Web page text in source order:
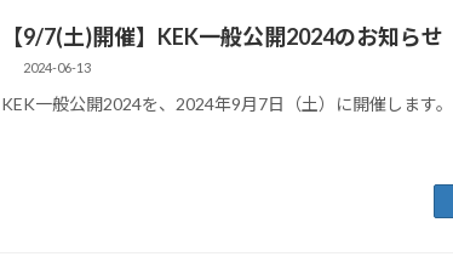
【9/7(土)開催】KEK一般公開2024のお知らせ
2024-06-13
KEK一般公開2024を、2024年9月7日（土）に開催します。